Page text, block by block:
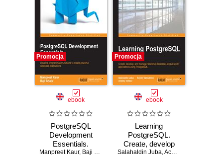
Promocja
ebook
PostgreSQL
Development
Essentials.
Advanced
Manpreet Kaur, Baji Shaik
Promocja
ebook
Learning
PostgreSQL.
Create, develop
and manage
Salahaldin Juba,Achim Vannahme